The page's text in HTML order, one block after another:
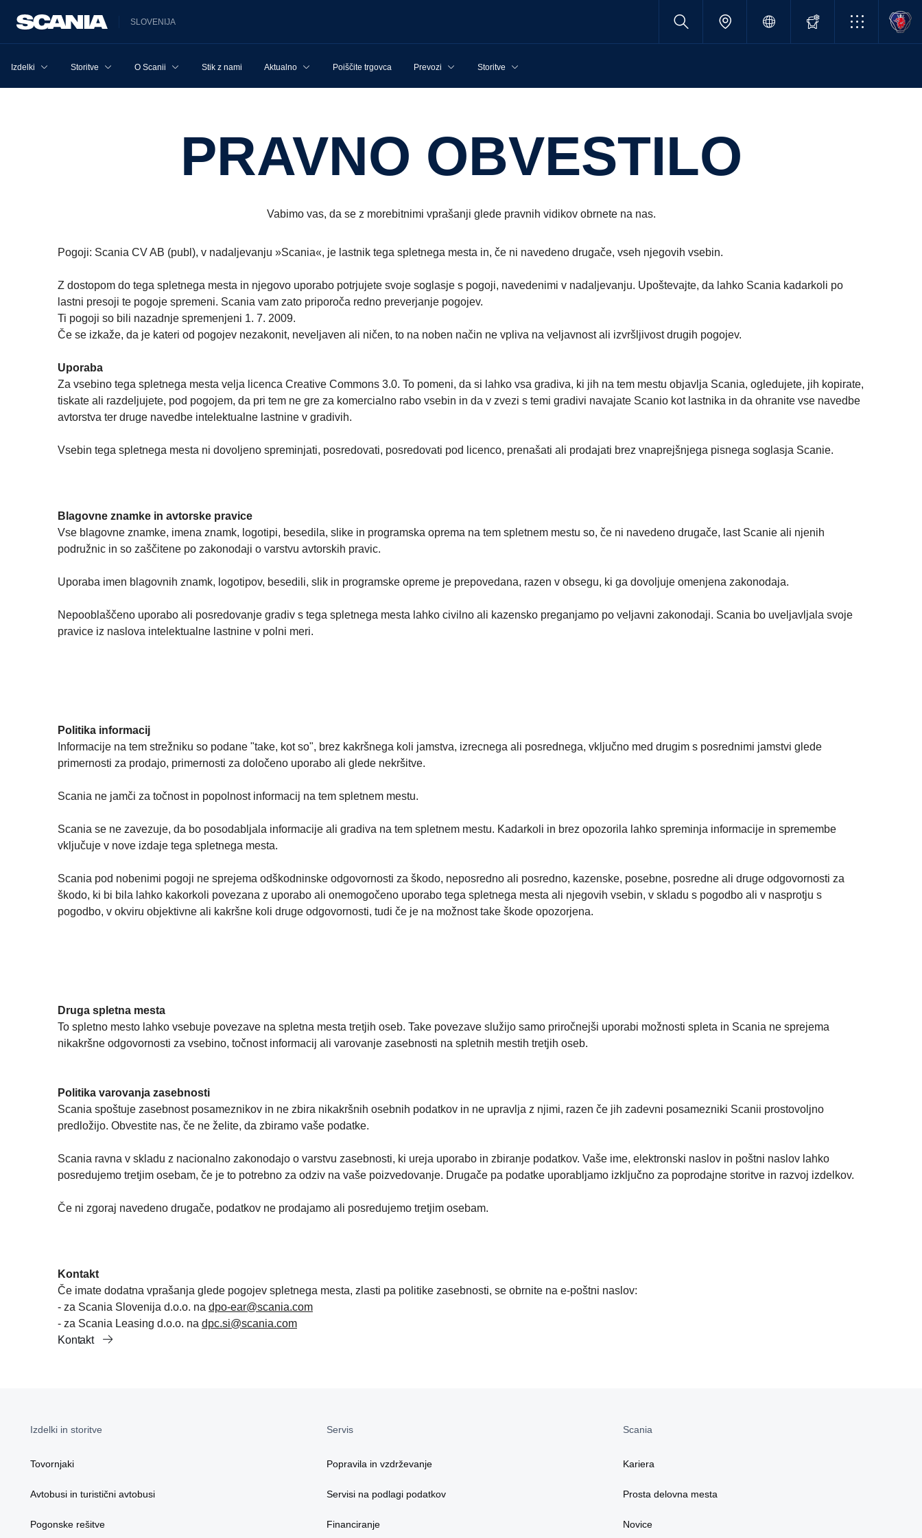
SLOVENIJA
Izdelki Storitve O Scanii Stik z nami Aktualno Poiščite trgovca Prevozi Storitve
PRAVNO OBVESTILO
Vabimo vas, da se z morebitnimi vprašanji glede pravnih vidikov obrnete na nas.
Pogoji: Scania CV AB (publ), v nadaljevanju »Scania«, je lastnik tega spletnega mesta in, če ni navedeno drugače, vseh njegovih vsebin.
Z dostopom do tega spletnega mesta in njegovo uporabo potrjujete svoje soglasje s pogoji, navedenimi v nadaljevanju. Upoštevajte, da lahko Scania kadarkoli po
lastni presoji te pogoje spremeni. Scania vam zato priporoča redno preverjanje pogojev.
Ti pogoji so bili nazadnje spremenjeni 1. 7. 2009.
Če se izkaže, da je kateri od pogojev nezakonit, neveljaven ali ničen, to na noben način ne vpliva na veljavnost ali izvršljivost drugih pogojev.
Uporaba
Za vsebino tega spletnega mesta velja licenca Creative Commons 3.0. To pomeni, da si lahko vsa gradiva, ki jih na tem mestu objavlja Scania, ogledujete, jih kopirate,
tiskate ali razdeljujete, pod pogojem, da pri tem ne gre za komercialno rabo vsebin in da v zvezi s temi gradivi navajate Scanio kot lastnika in da ohranite vse navedbe
avtorstva ter druge navedbe intelektualne lastnine v gradivih.
Vsebin tega spletnega mesta ni dovoljeno spreminjati, posredovati, posredovati pod licenco, prenašati ali prodajati brez vnaprejšnjega pisnega soglasja Scanie.
Blagovne znamke in avtorske pravice
Vse blagovne znamke, imena znamk, logotipi, besedila, slike in programska oprema na tem spletnem mestu so, če ni navedeno drugače, last Scanie ali njenih
podružnic in so zaščitene po zakonodaji o varstvu avtorskih pravic.
Uporaba imen blagovnih znamk, logotipov, besedili, slik in programske opreme je prepovedana, razen v obsegu, ki ga dovoljuje omenjena zakonodaja.
Nepooblaščeno uporabo ali posredovanje gradiv s tega spletnega mesta lahko civilno ali kazensko preganjamo po veljavni zakonodaji. Scania bo uveljavljala svoje
pravice iz naslova intelektualne lastnine v polni meri.
Politika informacij
Informacije na tem strežniku so podane "take, kot so", brez kakršnega koli jamstva, izrecnega ali posrednega, vključno med drugim s posrednimi jamstvi glede
primernosti za prodajo, primernosti za določeno uporabo ali glede nekršitve.
Scania ne jamči za točnost in popolnost informacij na tem spletnem mestu.
Scania se ne zavezuje, da bo posodabljala informacije ali gradiva na tem spletnem mestu. Kadarkoli in brez opozorila lahko spreminja informacije in spremembe
vključuje v nove izdaje tega spletnega mesta.
Scania pod nobenimi pogoji ne sprejema odškodninske odgovornosti za škodo, neposredno ali posredno, kazenske, posebne, posredne ali druge odgovornosti za
škodo, ki bi bila lahko kakorkoli povezana z uporabo ali onemogočeno uporabo tega spletnega mesta ali njegovih vsebin, v skladu s pogodbo ali v nasprotju s
pogodbo, v okviru objektivne ali kakršne koli druge odgovornosti, tudi če je na možnost take škode opozorjena.
Druga spletna mesta
To spletno mesto lahko vsebuje povezave na spletna mesta tretjih oseb. Take povezave služijo samo priročnejši uporabi možnosti spleta in Scania ne sprejema
nikakršne odgovornosti za vsebino, točnost informacij ali varovanje zasebnosti na spletnih mestih tretjih oseb.
Politika varovanja zasebnosti
Scania spoštuje zasebnost posameznikov in ne zbira nikakršnih osebnih podatkov in ne upravlja z njimi, razen če jih zadevni posamezniki Scanii prostovoljno
predložijo. Obvestite nas, če ne želite, da zbiramo vaše podatke.
Scania ravna v skladu z nacionalno zakonodajo o varstvu zasebnosti, ki ureja uporabo in zbiranje podatkov. Vaše ime, elektronski naslov in poštni naslov lahko
posredujemo tretjim osebam, če je to potrebno za odziv na vaše poizvedovanje. Drugače pa podatke uporabljamo izključno za poprodajne storitve in razvoj izdelkov.
Če ni zgoraj navedeno drugače, podatkov ne prodajamo ali posredujemo tretjim osebam.
Kontakt
Če imate dodatna vprašanja glede pogojev spletnega mesta, zlasti pa politike zasebnosti, se obrnite na e-poštni naslov:
- za Scania Slovenija d.o.o. na dpo-ear@scania.com
- za Scania Leasing d.o.o. na dpc.si@scania.com
Kontakt
Izdelki in storitve
Tovornjaki
Avtobusi in turistični avtobusi
Pogonske rešitve
Servis
Popravila in vzdrževanje
Servisi na podlagi podatkov
Financiranje
Scania
Kariera
Prosta delovna mesta
Novice